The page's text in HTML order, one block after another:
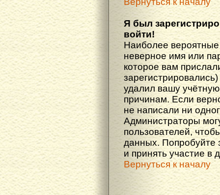
Я был
войти!
Наиболее
неверное имя или
которое вам
удалил вашу
причинам. Если
не написали ни
Администраторы
пользователей,
данных. Попробуйте
и принять участие в
Вернуться к началу